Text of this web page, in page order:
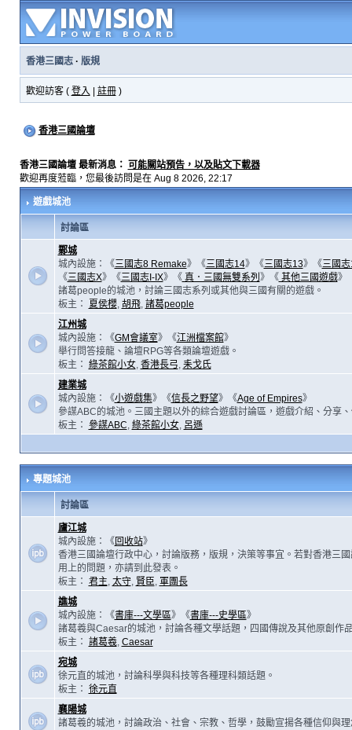
香港三國志· 版規
歡迎訪客 ( 登入 註冊)
香港三國論壇
香港三國論壇 最新消息： 可能關站預告，以及貼文下載器
歡迎再度蒞臨，您最後訪問是在 Aug 8 2026, 22:17
遊戲城池
討論區
鄴城
城內設施：《三國志8 Remake》《三國志14》《三國志13》《三國
《三國志X》《三國志I-IX》《真．三國無雙系列 》《其他三國遊戲》
諸葛people的城池，討論三國志系列或其他與三國有關的遊戲。
板主：
夏侯櫻, 胡飛, 諸葛people
江州城
城內設施：《GM會議室》《江洲檔案館》
舉行問答接龍、論壇RPG等各類論壇遊戲。
板主： 綠茶館小女, 香港長弓, 耒戈氏
建業城
城內設施：《小遊戲集》《信長之野望》《Age of Empires》
參謀ABC的城池。三國主題以外的綜合遊戲討論區，遊戲介紹、分享
板主： 參謀ABC, 綠茶館小女, 呂遜
專題城池
討論區
廬江城
城內設施：《回收站》
香港三國論壇行政中心，討論版務，版規，決策等事宜。若對香港三
用上的問題，亦請到此發表。
板主： 君主, 太守, 賢臣, 軍團長
譙城
城內設施：《書庫---文學區》《書庫---史學區》
諸葛羲與Caesar的城池，討論各種文學話題，四國傳說及其他原創作
板主： 諸葛羲, Caesar
宛城
徐元直的城池，討論科學與科技等各種理科類話題。
板主： 徐元直
襄陽城
諸葛羲的城池，討論政治、社會、宗教、哲學，鼓勵宣揚各種信仰與理